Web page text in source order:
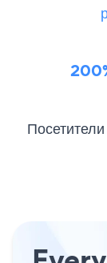
Посетители